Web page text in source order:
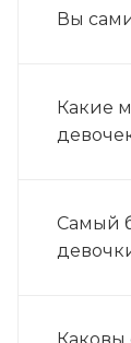
Вы
Какие
Самый
Каковы